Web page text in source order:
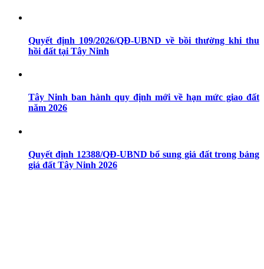
Quyết định 109/2026/QĐ-UBND về bồi thường khi thu
hồi đất tại Tây Ninh
Tây Ninh ban hành quy định mới về hạn mức giao đất
năm 2026
Quyết định 12388/QĐ-UBND bổ sung giá đất trong bảng
giá đất Tây Ninh 2026